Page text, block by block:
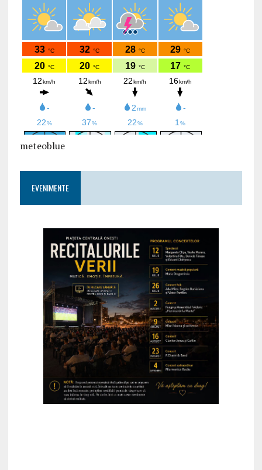
meteoblue
EVENIMENTE